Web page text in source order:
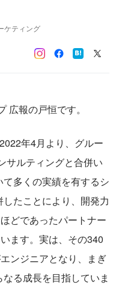
ケティング
広報の戸恒です。
年4月より、グルー
サルティングと合併い
多くの実績を有するシ
たことにより、開発力
どであったパートナー
ます。実は、その340
ンジニアとなり、まぎ
る成長を目指していま